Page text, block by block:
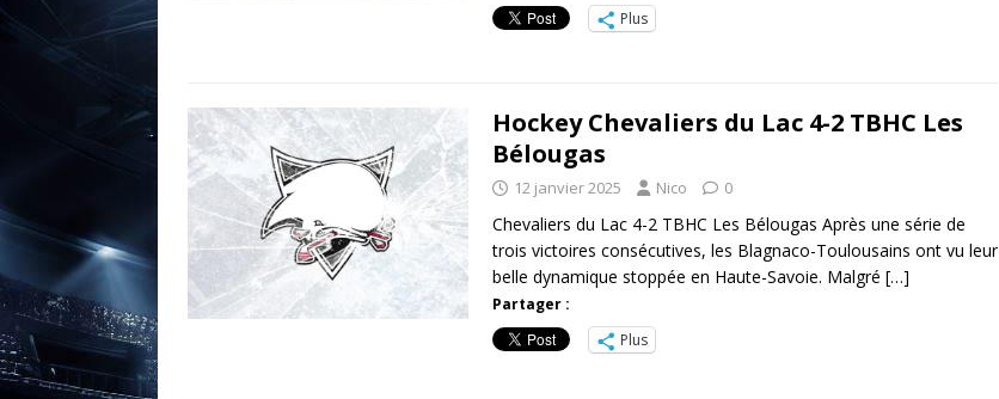
Plus
Hockey Chevaliers du Lac 4-2 TBHC Les
Bélougas
12 janvier 2025 Nico 0
Chevaliers du Lac 4-2 TBHC Les Bélougas Après une série de
trois victoires consécutives, les Blagnaco-Toulousains ont vu leur
belle dynamique stoppée en Haute-Savoie. Malgré […]
Partager :
Plus